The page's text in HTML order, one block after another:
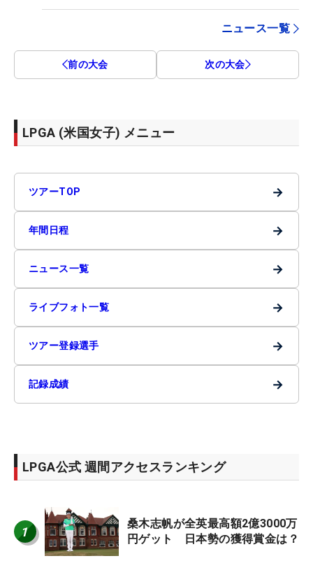
ニュース一覧
前の大会 次の大会
LPGA (米国女子) メニュー
ツアーTOP →
年間日程 →
ニュース一覧 →
ライブフォト一覧 →
ツアー登録選手 →
記録成績 →
LPGA公式 週間アクセスランキング
1
桑木志帆が全英最高額2億3000万
円ゲット 日本勢の獲得賞金は？